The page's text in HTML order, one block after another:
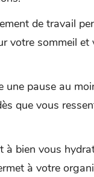
de travail
votre sommeil et
une pause au
que vous
à bien vous
à votre